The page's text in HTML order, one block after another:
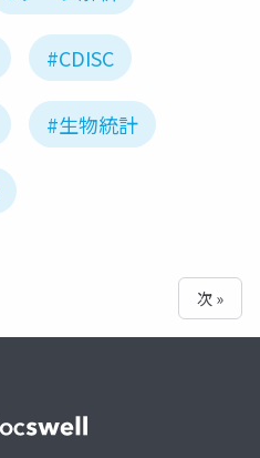
#CDISC
#生物統計
次 »